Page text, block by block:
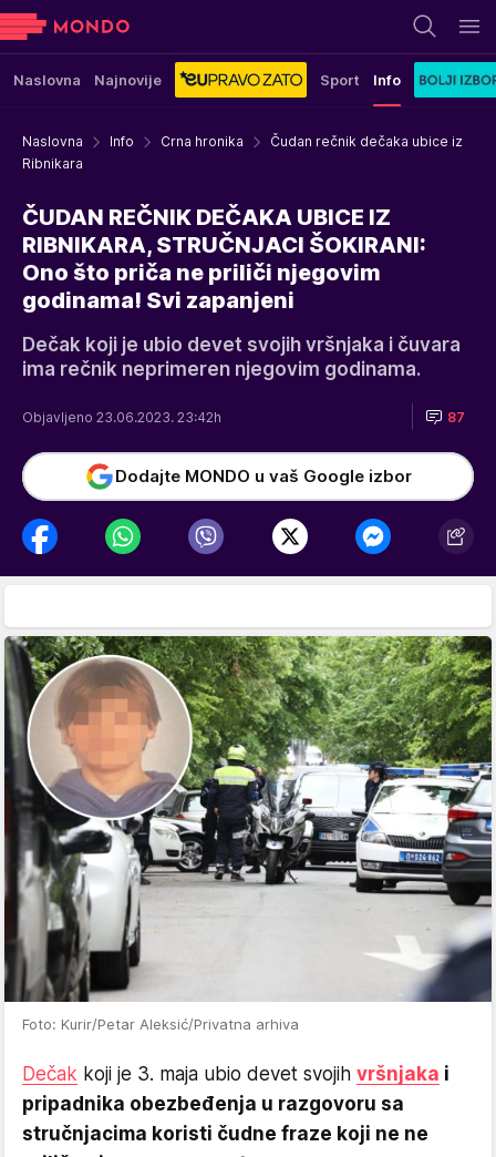
Naslovna Najnovije Sport Info
Naslovna Info Crna hronika
Čudan rečnik dečaka ubice iz
Ribnikara
ČUDAN REČNIK DEČAKA UBICE IZ
RIBNIKARA, STRUČNJACI ŠOKIRANI:
Ono što priča ne priliči njegovim
godinama! Svi zapanjeni
Dečak koji je ubio devet svojih vršnjaka i čuvara
ima rečnik neprimeren njegovim godinama.
Objavljeno 23.06.2023. 23:42h 87
Dodajte MONDO u vaš Google izbor
Foto: Kurir/Petar Aleksić/Privatna arhiva
Dečak koji je 3. maja ubio devet svojih vršnjaka i
pripadnika obezbeđenja u razgovoru sa
stručnjacima koristi čudne fraze koji ne ne